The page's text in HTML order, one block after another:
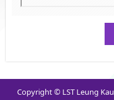
Copyright © LST Leung